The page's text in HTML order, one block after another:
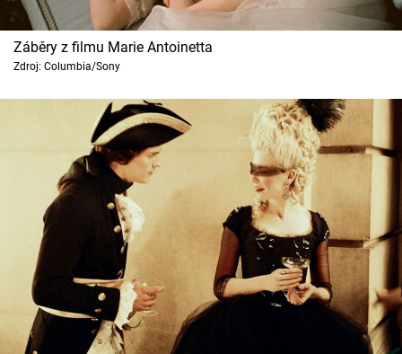
Záběry z filmu Marie Antoinetta
Zdroj: Columbia/Sony